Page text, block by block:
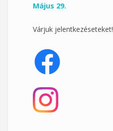
Május 29.
Várjuk jelentkezéseteket!